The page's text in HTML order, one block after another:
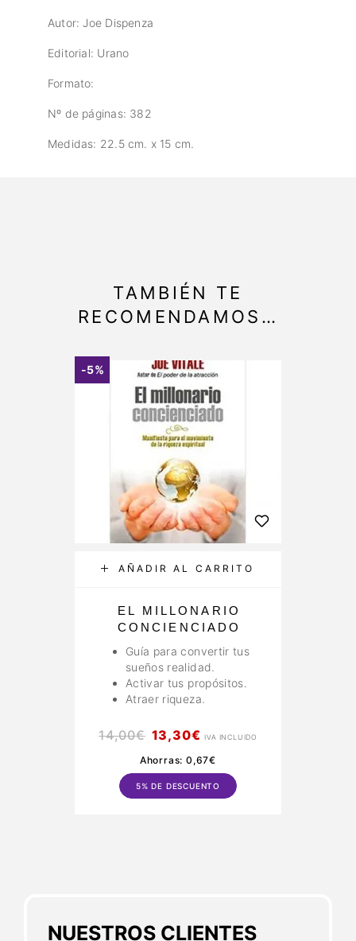
Autor: Joe Dispenza
Editorial: Urano
Formato:
Nº de páginas: 382
Medidas: 22.5 cm. x 15 cm.
NUESTROS CLIENTES
TAMBIÉN TE
RECOMENDAMOS…
-5%
AÑADIR AL CARRITO
EL MILLONARIO
CONCIENCIADO
Guía para convertir tus
sueños realidad.
Activar tus propósitos.
Atraer riqueza.
14,00€ 13,30€ IVA INCLUIDO
Ahorras: 0,67€
5% DE DESCUENTO